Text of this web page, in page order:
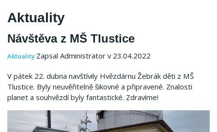
Aktuality
Návštěva z MŠ Tlustice
Aktuality Zapsal Administrator v 23.04.2022
V pátek 22. dubna navštívily Hvězdárnu Žebrák děti z MŠ
Tlustice. Byly neuvěřitelně šikovné a připravené. Znalosti
planet a souhvězdí byly fantastické. Zdravíme!